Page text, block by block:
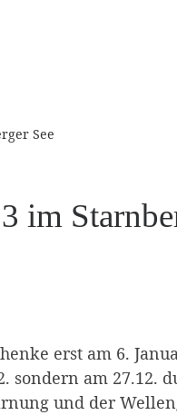
See
im
erst am 6.
sondern am 27.12.
und der